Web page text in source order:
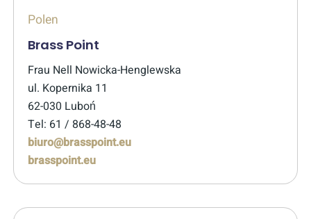
Polen
Brass Point
Frau Nell Nowicka-Henglewska
ul. Kopernika 11
62-030 Luboń
Tel: 61 / 868-48-48
biuro@brasspoint.eu
brasspoint.eu